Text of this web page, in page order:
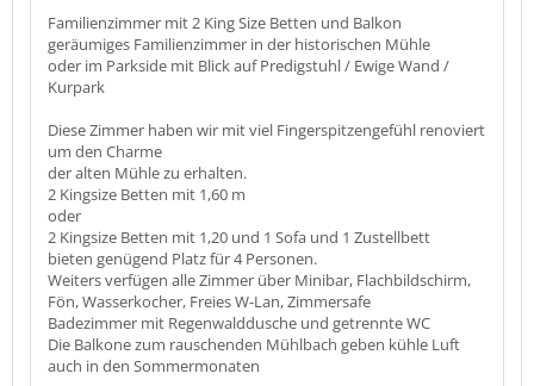
Familienzimmer mit 2 King Size Betten und Balkon
geräumiges Familienzimmer in der historischen Mühle
oder im Parkside mit Blick auf Predigstuhl / Ewige Wand /
Kurpark
Diese Zimmer haben wir mit viel Fingerspitzengefühl renoviert
um den Charme
der alten Mühle zu erhalten.
2 Kingsize Betten mit 1,60 m
oder
2 Kingsize Betten mit 1,20 und 1 Sofa und 1 Zustellbett
bieten genügend Platz für 4 Personen.
Weiters verfügen alle Zimmer über Minibar, Flachbildschirm,
Fön, Wasserkocher, Freies W-Lan, Zimmersafe
Badezimmer mit Regenwalddusche und getrennte WC
Die Balkone zum rauschenden Mühlbach geben kühle Luft
auch in den Sommermonaten